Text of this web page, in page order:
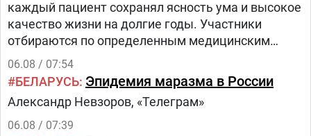
каждый пациент сохранял ясность ума и высокое
качество жизни на долгие годы. Участники
отбираются по определенным медицинским
критериям из числа прикрепленного к
поликлинике населения.Путь в проекте состоит
из трех этапов:1.
06.08 / 07:54
БЕЛАРУСЬ Эпидемия маразма в России
Александр Невзоров, «Телеграм»
06.08 / 07:39